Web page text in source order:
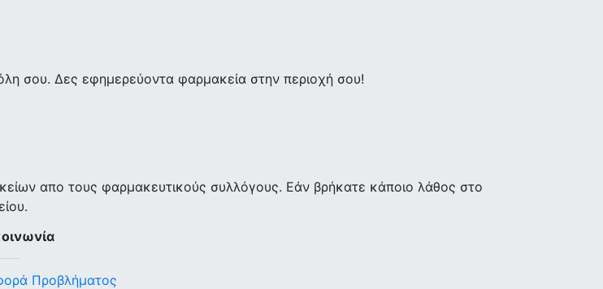
σου. Δες εφημερεύοντα φαρμακεία στην περιοχή σου!
απο τους φαρμακευτικούς συλλόγους. Εάν βρήκατε κάποιο λάθος στο
Προβλήματος